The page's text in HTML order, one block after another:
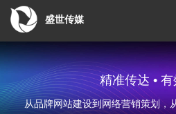
盛世传媒
精准传达 •
从品牌网站建设到网络营销策划，